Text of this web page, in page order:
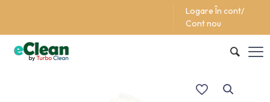
Logare În cont/
Cont nou